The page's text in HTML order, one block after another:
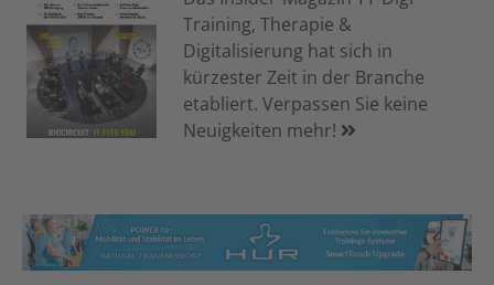
Training, Therapie &
Digitalisierung hat sich in
kürzester Zeit in der Branche
etabliert. Verpassen Sie keine
Neuigkeiten mehr!